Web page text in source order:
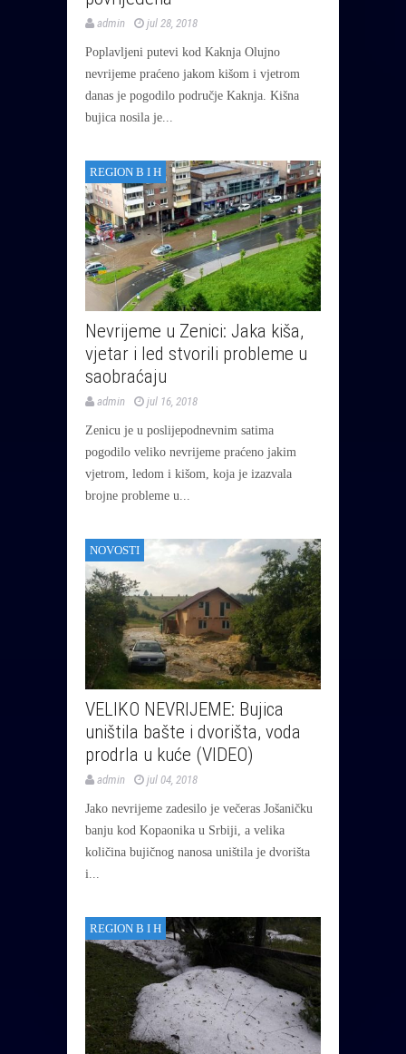
admin jul 28, 2018
Poplavljeni putevi kod Kaknja Olujno
nevrijeme praćeno jakom kišom i vjetrom
danas je pogodilo područje Kaknja. Kišna
bujica nosila je...
REGION B I H
Nevrijeme u Zenici: Jaka kiša,
vjetar i led stvorili probleme u
saobraćaju
admin jul 16, 2018
Zenicu je u poslijepodnevnim satima
pogodilo veliko nevrijeme praćeno jakim
vjetrom, ledom i kišom, koja je izazvala
brojne probleme u...
NOVOSTI
VELIKO NEVRIJEME: Bujica
uništila bašte i dvorišta, voda
prodrla u kuće (VIDEO)
admin jul 04, 2018
Jako nevrijeme zadesilo je večeras Jošaničku
banju kod Kopaonika u Srbiji, a velika
količina bujičnog nanosa uništila je dvorišta
i...
REGION B I H